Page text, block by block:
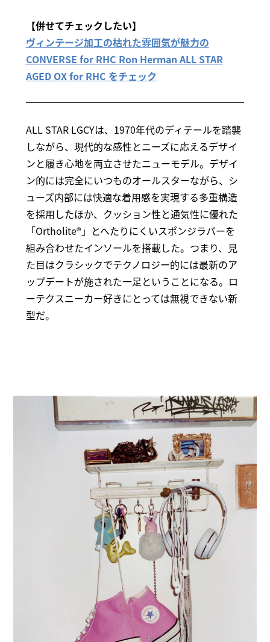
【併せてチェックしたい】
ヴィンテージ加工の枯れた雰囲気が魅力の
CONVERSE for RHC Ron Herman ALL STAR
AGED OX for RHC をチェック
ALL STAR LGCYは、1970年代のディテールを踏襲
しながら、現代的な感性とニーズに応えるデザイ
ンと履き心地を両立させたニューモデル。デザイ
ン的には完全にいつものオールスターながら、シ
ューズ内部には快適な着用感を実現する多重構造
を採用したほか、クッション性と通気性に優れた
「Ortholite®」とへたりにくいスポンジラバーを
組み合わせたインソールを搭載した。つまり、見
た目はクラシックでテクノロジー的には最新のア
ップデートが施された一足ということになる。ロ
ーテクスニーカー好きにとっては無視できない新
型だ。